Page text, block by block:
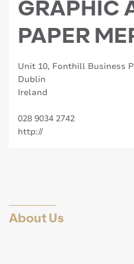
GRAPHIC
PAPER
Unit 10, Fonthill Business
Dublin
Ireland
028 9034 2742
http://
About Us